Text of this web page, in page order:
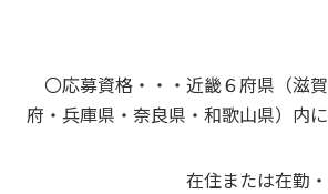
〇応募資格・・・近畿６府県（滋
府・兵庫県・奈良県・和歌山県）内に
在住または在勤・在